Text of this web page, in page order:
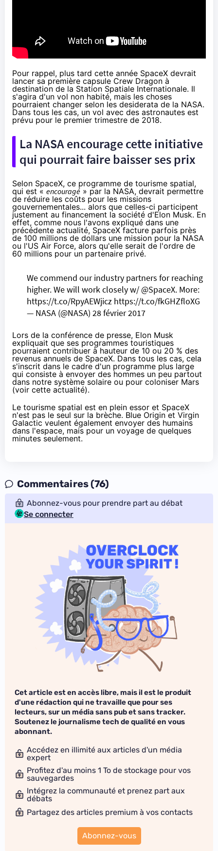
Pour rappel, plus tard cette année SpaceX devrait
lancer sa première capsule Crew Dragon à
destination de la Station Spatiale Internationale. Il
s'agira d'un vol non habité, mais les choses
pourraient changer selon les desiderata de la NASA.
Dans tous les cas, un vol avec des astronautes est
prévu pour le premier trimestre de 2018.
La NASA encourage cette initiative
qui pourrait faire baisser ses prix
Selon SpaceX, ce programme de tourisme spatial,
qui est « encouragé » par la NASA, devrait permettre
de réduire les coûts pour les missions
gouvernementales... alors que celles-ci participent
justement au financement la société d'Elon Musk. En
effet, comme nous l'avons expliqué dans une
précédente actualité, SpaceX facture parfois près
de 100 millions de dollars une mission pour laNASA
ou l'US Air Force, alors qu'elle serait de l'ordre de
60 millions pour un partenaire privé.
We commend our industry partners for reaching
higher. We will work closely w/ @SpaceX. More:
https://t.co/RpyAEWjicz https://t.co/fkGHZfloXG
— NASA (@NASA) 28 février 2017
Lors de la conférence de presse, Elon Musk
expliquait que ses programmes touristiques
pourraient contribuer à hauteur de 10 ou 20 % des
revenus annuels de SpaceX. Dans tous les cas, cela
s'inscrit dans le cadre d'un programme plus large
qui consiste à envoyer des hommes un peu partout
dans notre système solaire ou pour coloniser Mars
(voir cette actualité).
Le tourisme spatial est en plein essor et SpaceX
n'est pas le seul sur la brèche. Blue Originet Virgin
Galactic veulent également envoyer des humains
dans l'espace, mais pour un voyage de quelques
minutes seulement.
Commentaires (76)
Abonnez-vous pour prendre part au débat
Se connecter
Cet article est en accès libre, mais il est le produit
d'une rédaction qui ne travaille que pour ses
lecteurs, sur un média sans pub et sans tracker.
Soutenez le journalisme tech de qualité en vous
abonnant.
Accédez en illimité aux articles d'un média
expert
Profitez d'au moins 1 To de stockage pour vos
sauvegardes
Intégrez la communauté et prenez part aux
débats
Partagez des articles premium à vos contacts
Abonnez-vous